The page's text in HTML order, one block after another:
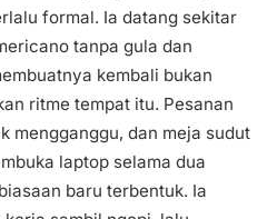
formal. Ia datang sekitar
tanpa gula dan
kembali bukan
ritme tempat itu. Pesanan
mengganggu, dan meja sudut
laptop selama dua
baru terbentuk. Ia